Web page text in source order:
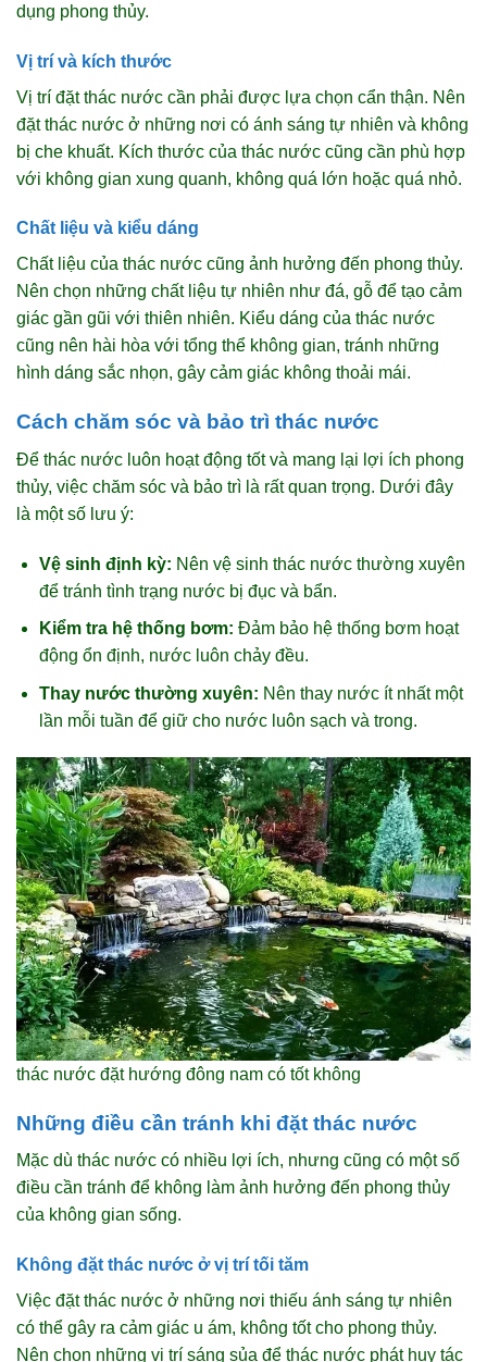
dụng phong thủy.
Vị trí và kích thước
Vị trí đặt thác nước cần phải được lựa chọn cẩn thận. Nên
đặt thác nước ở những nơi có ánh sáng tự nhiên và không
bị che khuất. Kích thước của thác nước cũng cần phù hợp
với không gian xung quanh, không quá lớn hoặc quá nhỏ.
Chất liệu và kiểu dáng
Chất liệu của thác nước cũng ảnh hưởng đến phong thủy.
Nên chọn những chất liệu tự nhiên như đá, gỗ để tạo cảm
giác gần gũi với thiên nhiên. Kiểu dáng của thác nước
cũng nên hài hòa với tổng thể không gian, tránh những
hình dáng sắc nhọn, gây cảm giác không thoải mái.
Cách chăm sóc và bảo trì thác nước
Để thác nước luôn hoạt động tốt và mang lại lợi ích phong
thủy, việc chăm sóc và bảo trì là rất quan trọng. Dưới đây
là một số lưu ý:
Vệ sinh định kỳ: Nên vệ sinh thác nước thường xuyên
để tránh tình trạng nước bị đục và bẩn.
Kiểm tra hệ thống bơm: Đảm bảo hệ thống bơm hoạt
động ổn định, nước luôn chảy đều.
Thay nước thường xuyên: Nên thay nước ít nhất một
lần mỗi tuần để giữ cho nước luôn sạch và trong.
thác nước đặt hướng đông nam có tốt không
Những điều cần tránh khi đặt thác nước
Mặc dù thác nước có nhiều lợi ích, nhưng cũng có một số
điều cần tránh để không làm ảnh hưởng đến phong thủy
của không gian sống.
Không đặt thác nước ở vị trí tối tăm
Việc đặt thác nước ở những nơi thiếu ánh sáng tự nhiên
có thể gây ra cảm giác u ám, không tốt cho phong thủy.
Nên chọn những vị trí sáng sủa để thác nước phát huy tác